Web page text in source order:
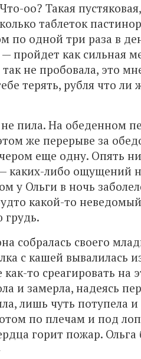
оо? Такая
таблеток
по одной три раза в
— пройдет как сильная
не пробовала, это
терять, рубля что
пила. На обеденном
же перерыве за
еще одну. Опять
каких-либо ощущений
у Ольги в ночь
какой-то
грудь.
собралась своего
с кашей вывалилась
то среагировать на
и замерла, надеясь
лишь чуть потупела и
по плечам и под
горит пожар.